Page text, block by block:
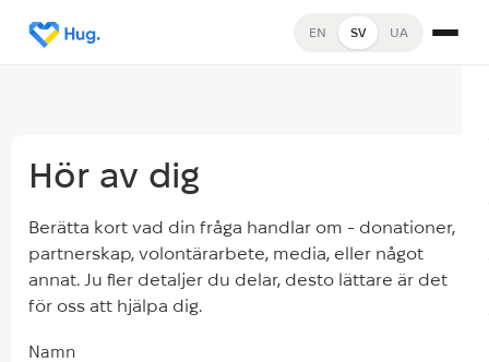
EN SV UA
Hör av dig
Berätta kort vad din fråga handlar om - donationer,
partnerskap, volontärarbete, media, eller något
annat. Ju fler detaljer du delar, desto lättare är det
för oss att hjälpa dig.
Namn